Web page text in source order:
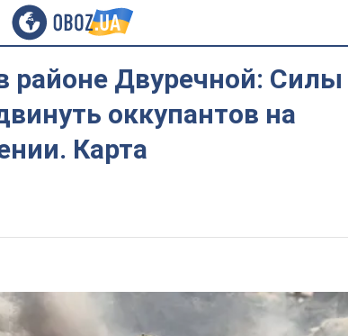
районе Двуречной: Силы
оккупантов на
Карта